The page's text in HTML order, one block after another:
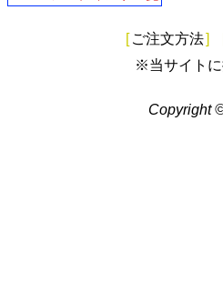
[ ご注文方法]
※当サイトに
Copyright